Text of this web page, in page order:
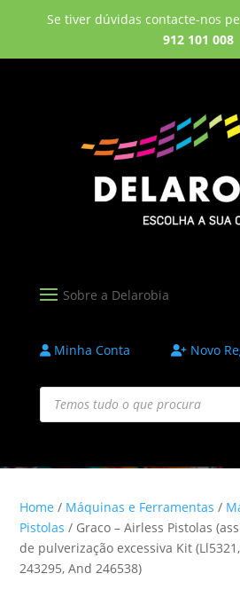
Se tiver dúvidas contacte-nos
912 101 008
Minha Conta Novo
Products
search
Home / Máquinas e Ferramentas /
Pistolas / Graco – Airless Pistolas
de pulverização excessiva Kit
243295, And 246538)